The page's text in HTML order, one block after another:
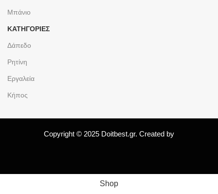
Μπάνιο
ΚΑΤΗΓΟΡΙΕΣ
Δάπεδο
Ρητίνη
Εργαλεία
Κήπος
Copyright © 2025 Doitbest.gr. Created by
Shop